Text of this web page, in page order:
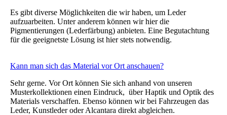
Es gibt diverse Möglichkeiten die wir haben, um Leder
aufzuarbeiten. Unter anderem können wir hier die
Pigmentierungen (Lederfärbung) anbieten. Eine Begutachtung
für die geeignetste Lösung ist hier stets notwendig.
Kann man sich das Material vor Ort anschauen?
Sehr gerne. Vor Ort können Sie sich anhand von unseren
Musterkollektionen einen Eindruck, über Haptik und Optik des
Materials verschaffen. Ebenso können wir bei Fahrzeugen das
Leder, Kunstleder oder Alcantara direkt abgleichen.